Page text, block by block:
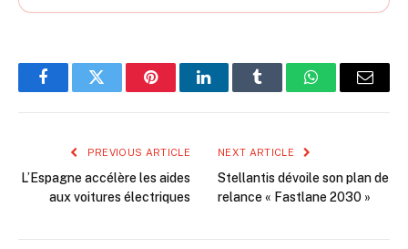
FacebookTwitter PinterestLinkedInTumblr WhatsAppEmail
PREVIOUS ARTICLE
L’Espagne accélère les aides
aux voitures électriques
NEXT ARTICLE
Stellantis dévoile son plan de
relance « Fastlane 2030 »